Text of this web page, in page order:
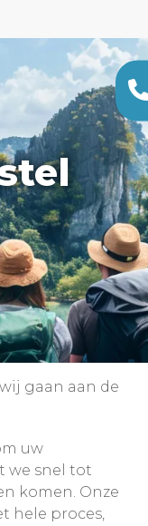
gaan aan de
uw
we snel tot
komen. Onze
hele proces,